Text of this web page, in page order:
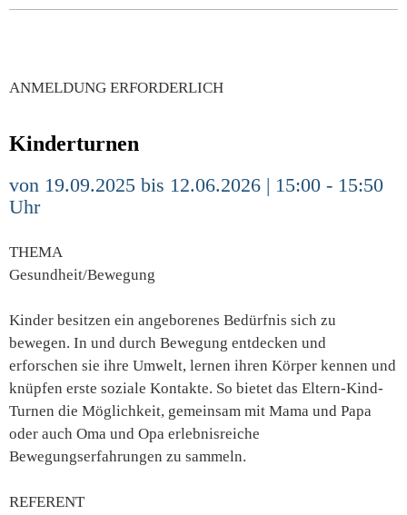
ANMELDUNG ERFORDERLICH
Kinderturnen
von 19.09.2025 bis 12.06.2026 | 15:00 - 15:50
Uhr
THEMA
Gesundheit/Bewegung
Kinder besitzen ein angeborenes Bedürfnis sich zu
bewegen. In und durch Bewegung entdecken und
erforschen sie ihre Umwelt, lernen ihren Körper kennen und
knüpfen erste soziale Kontakte. So bietet das Eltern-Kind-
Turnen die Möglichkeit, gemeinsam mit Mama und Papa
oder auch Oma und Opa erlebnisreiche
Bewegungserfahrungen zu sammeln.
REFERENT